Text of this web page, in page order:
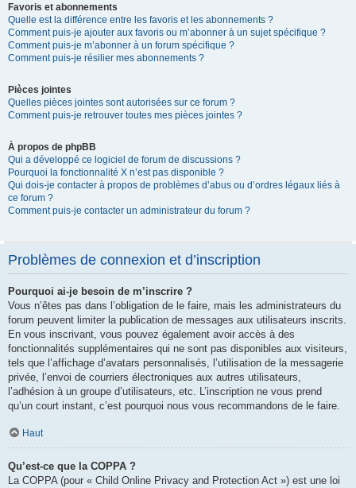
Favoris et abonnements
Quelle est la différence entre les favoris et les abonnements ?
Comment puis-je ajouter aux favoris ou m’abonner à un sujet spécifique ?
Comment puis-je m’abonner à un forum spécifique ?
Comment puis-je résilier mes abonnements ?
Pièces jointes
Quelles pièces jointes sont autorisées sur ce forum ?
Comment puis-je retrouver toutes mes pièces jointes ?
À propos de phpBB
Qui a développé ce logiciel de forum de discussions ?
Pourquoi la fonctionnalité X n’est pas disponible ?
Qui dois-je contacter à propos de problèmes d’abus ou d’ordres légaux liés à
ce forum ?
Comment puis-je contacter un administrateur du forum ?
Problèmes de connexion et d’inscription
Pourquoi ai-je besoin de m’inscrire ?
Vous n’êtes pas dans l’obligation de le faire, mais les administrateurs du
forum peuvent limiter la publication de messages aux utilisateurs inscrits.
En vous inscrivant, vous pouvez également avoir accès à des
fonctionnalités supplémentaires qui ne sont pas disponibles aux visiteurs,
tels que l’affichage d’avatars personnalisés, l’utilisation de la messagerie
privée, l’envoi de courriers électroniques aux autres utilisateurs,
l’adhésion à un groupe d’utilisateurs, etc. L’inscription ne vous prend
qu’un court instant, c’est pourquoi nous vous recommandons de le faire.
Haut
Qu’est-ce que la COPPA ?
La COPPA (pour « Child Online Privacy and Protection Act ») est une loi